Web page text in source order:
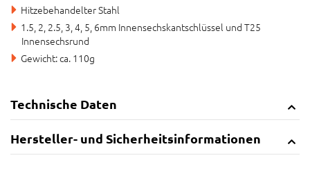
Hitzebehandelter Stahl
1.5, 2, 2.5, 3, 4, 5, 6mm Innensechskantschlüssel und T25
Innensechsrund
Gewicht: ca. 110g
Technische Daten
Hersteller- und Sicherheitsinformationen